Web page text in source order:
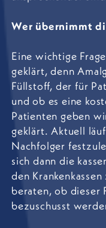
Wer übernimmt
Eine wichtige
geklärt, denn
Füllstoff, der für
und ob es eine
Patienten geben
geklärt. Aktuell
Nachfolger
sich dann die
den
beraten, ob dieser
bezuschusst